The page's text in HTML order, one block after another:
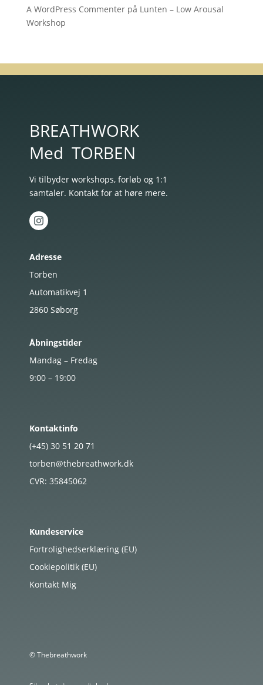
A WordPress Commenterpå Lunten – Low Arousal
Workshop
BREATHWORK
Med TORBEN
Vi tilbyder workshops, forløb og 1:1
samtaler. Kontakt for at høre mere.
Adresse
Torben
Automatikvej 1
2860 Søborg
Åbningstider
Mandag – Fredag
9:00 – 19:00
Kontaktinfo
(+45) 30 51 20 71
torben@thebreathwork.dk
CVR: 35845062
Kundeservice
Fortrolighedserklæring (EU)
Cookiepolitik (EU)
Kontakt Mig
© Thebreathwork